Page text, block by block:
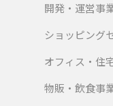
開発・運営事
ショッピング
オフィス・住
物販・飲食事